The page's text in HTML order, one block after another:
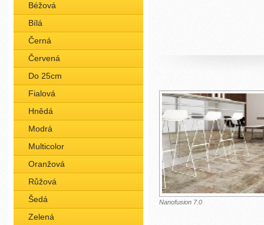
Béžová
Bílá
Černá
Červená
Do 25cm
Fialová
Hnědá
Modrá
Multicolor
Oranžová
Růžová
Šedá
Zelená
Nanofusion 7.0